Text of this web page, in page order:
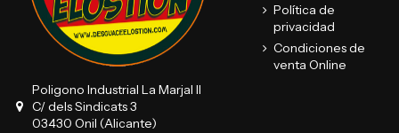
Poligono Industrial La Marjal II
C/ dels Sindicats 3
03430 Onil (Alicante)
Política de
privacidad
Condiciones de
venta Online